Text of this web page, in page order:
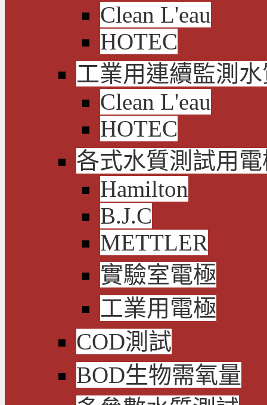
Clean L'eau
HOTEC
工業用連續監測
Clean L'eau
HOTEC
各式水質測試用
Hamilton
B.J.C
METTLER
實驗室電極
工業用電極
COD測試
BOD生物需氧量